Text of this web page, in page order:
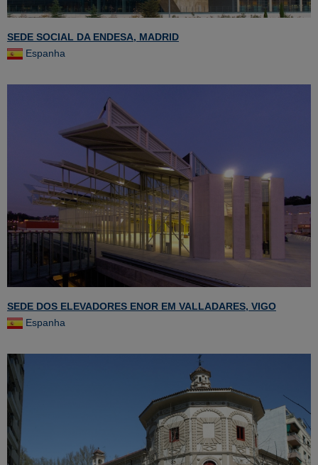
SEDE SOCIAL DA ENDESA, MADRID
Espanha
SEDE DOS ELEVADORES ENOR EM VALLADARES, VIGO
Espanha